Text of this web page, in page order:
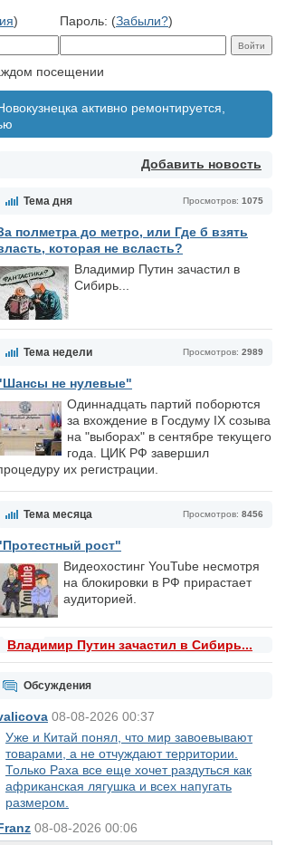
) Пароль: (Забыли?)
посещении
активно ремонтируется,
Добавить новость
Просмотров: 1075
Тема дня
полметра до метро, или Где б взять
которая не всласть?
Владимир Путин зачастил в
Сибирь...
Просмотров: 2989
Тема недели
не нулевые"
Одиннадцать партий поборются
за вхождение в Госдуму IX созыва
на "выборах" в сентябре текущего
года. ЦИК РФ завершил
их регистрации.
Просмотров: 8456
Тема месяца
рост"
Видеохостинг YouTube несмотря
на блокировки в РФ прирастает
аудиторией.
Владимир Путин зачастил в Сибирь...
Обсуждения
08-08-2026 00:37
Уже и Китай понял, что мир завоевывают
товарами, а не отчуждают территории.
Только Раха все еще хочет раздуться как
африканская лягушка и всех напугать
размером.
08-08-2026 00:06